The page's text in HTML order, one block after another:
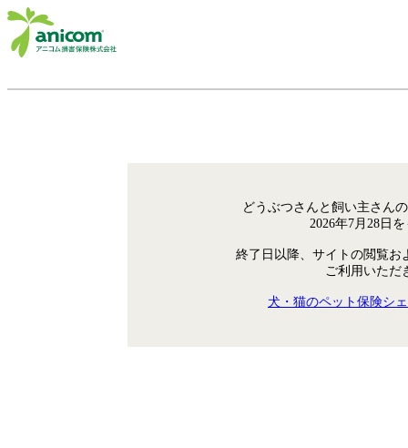
どうぶつさんと飼い主さん
2026年7月28日
終了日以降、サイトの閲覧お
ご利用いただ
犬・猫のペット保険シ